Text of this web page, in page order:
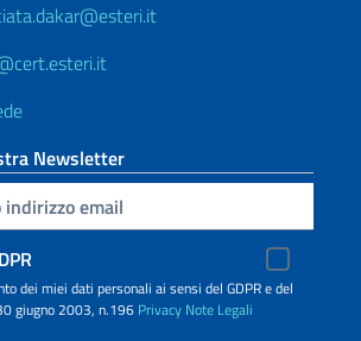
Newsletter
dei miei dati personali ai sensi del GDPR e del
giugno 2003, n.196 Privacy Note Legali